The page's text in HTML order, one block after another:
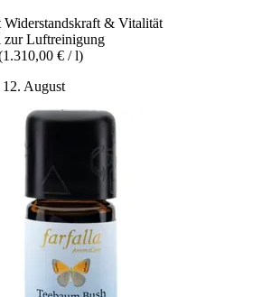
Widerstandskraft & Vitalität
zur Luftreinigung
€ / l)
August